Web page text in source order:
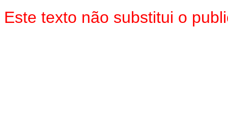
Este texto não substitui o